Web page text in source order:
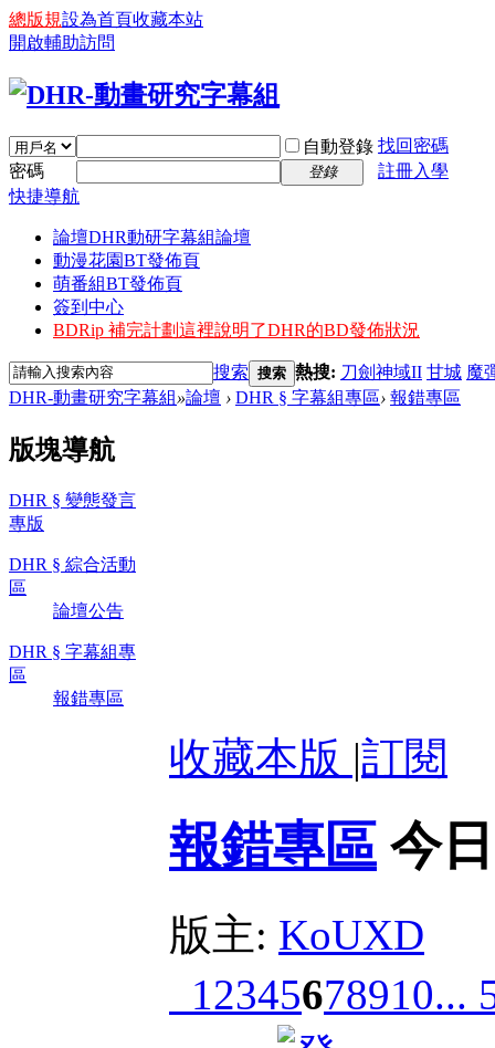
總版規設為首頁收藏本站
開啟輔助訪問
自動登錄 找回密碼
密碼
登錄
註冊入學
快捷導航
論壇DHR動研字幕組論壇
動漫花園BT發佈頁
萌番組BT發佈頁
簽到中心
BDRip 補完計劃這裡說明了DHR的BD發佈狀況
搜索 搜索 熱搜: 刀劍神域II 甘城 魔
DHR-動畫研究字幕組»論壇 › DHR § 字幕組專區› 報錯專區
版塊導航
DHR § 變態發言
專版
DHR § 綜合活動
區
論壇公告
DHR § 字幕組專
區
報錯專區
收藏本版 |訂閱
報錯專區 今
版主: KoUXD
1 2345678910...